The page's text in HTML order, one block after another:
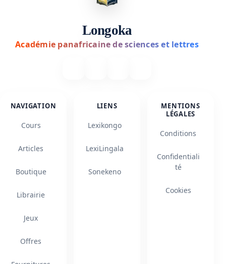
Longoka
Académie panafricaine de sciences et lettres
NAVIGATION
Cours
Articles
Boutique
Librairie
Jeux
Offres
LIENS
Lexikongo
LexiLingala
Sonekeno
MENTIONS
LÉGALES
Conditions
Confidentiali
té
Cookies